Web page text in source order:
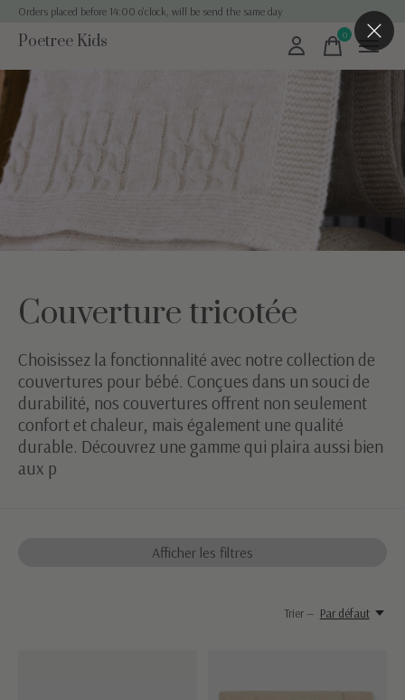
Orders placed before 14:00 o'clock, will be send the same day
Poetree Kids 0items
Couverture tricotée
Choisissez la fonctionnalité avec notre collection de
couvertures pour bébé. Conçues dans un souci de
durabilité, nos couvertures offrent non seulement
confort et chaleur, mais également une qualité
durable. Découvrez une gamme qui plaira aussi bien
aux p
Afficher les filtres
Trier — Par défaut